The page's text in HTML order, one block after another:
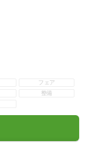
フェア
整備